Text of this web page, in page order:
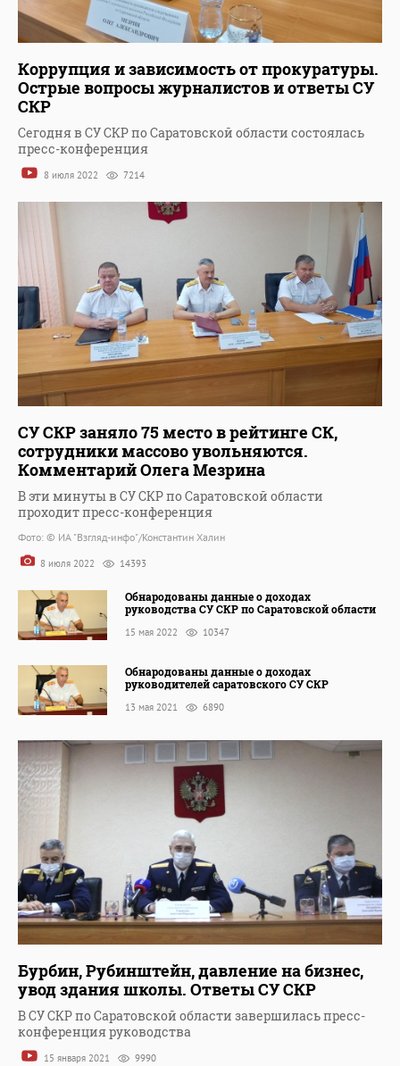
Коррупция и зависимость от прокуратуры.
Острые вопросы журналистов и ответы СУ
СКР
Сегодня в СУ СКР по Саратовской области состоялась
пресс-конференция
8 июля 2022 7214
СУ СКР заняло 75 место в рейтинге СК,
сотрудники массово увольняются.
Комментарий Олега Мезрина
В эти минуты в СУ СКР по Саратовской области
проходит пресс-конференция
Фото: © ИА "Взгляд-инфо"/Константин Халин
8 июля 2022 14393
Обнародованы данные о доходах
руководства СУ СКР по Саратовской области
15 мая 2022 10347
Обнародованы данные о доходах
руководителей саратовского СУ СКР
13 мая 2021 6890
Бурбин, Рубинштейн, давление на бизнес,
увод здания школы. Ответы СУ СКР
В СУ СКР по Саратовской области завершилась пресс-
конференция руководства
15 января 2021 9990